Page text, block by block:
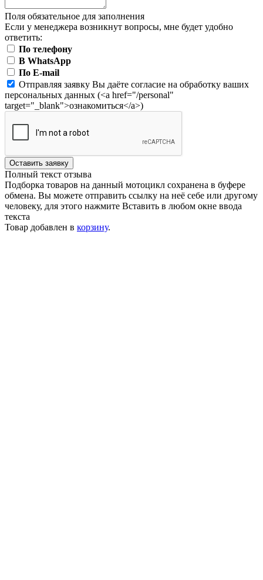
Поля обязательное для заполнения
Если у менеджера возникнут вопросы, мне будет удобно
ответить:
По телефону
В WhatsApp
По E-mail
Отправляя заявку Вы даёте согласие на обработку ваших
персональных данных (<a href="/personal"
target="_blank">ознакомиться</a>)
Оставить заявку
Полный текст отзыва
Подборка товаров на данный мотоцикл сохранена в буфере
обмена. Вы можете отправить ссылку на неё себе или другому
человеку, для этого нажмите Вставить в любом окне ввода
текста
Товар добавлен в корзину.